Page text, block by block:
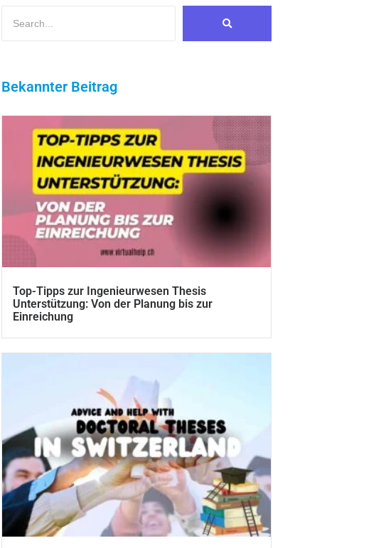
Bekannter Beitrag
Top-Tipps zur Ingenieurwesen Thesis
Unterstützung: Von der Planung bis zur
Einreichung